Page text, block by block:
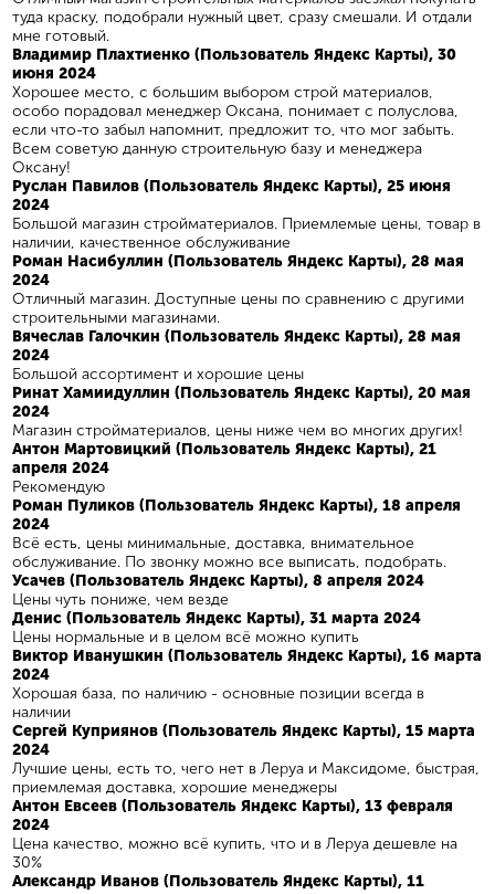
туда краску, подобрали нужный цвет, сразу смешали. И отдали
мне готовый.
Владимир Плахтиенко (Пользователь Яндекс Карты), 30
июня 2024
Хорошее место, с большим выбором строй материалов,
особо порадовал менеджер Оксана, понимает с полуслова,
если что-то забыл напомнит, предложит то, что мог забыть.
Всем советую данную строительную базу и менеджера
Оксану!
Руслан Павилов (Пользователь Яндекс Карты), 25 июня
2024
Большой магазин стройматериалов. Приемлемые цены, товар в
наличии, качественное обслуживание
Роман Насибуллин (Пользователь Яндекс Карты), 28 мая
2024
Отличный магазин. Доступные цены по сравнению с другими
строительными магазинами.
Вячеслав Галочкин (Пользователь Яндекс Карты), 28 мая
2024
Большой ассортимент и хорошие цены
Ринат Хамиидуллин (Пользователь Яндекс Карты), 20 мая
2024
Магазин стройматериалов, цены ниже чем во многих других!
Антон Мартовицкий (Пользователь Яндекс Карты), 21
апреля 2024
Рекомендую
Роман Пуликов (Пользователь Яндекс Карты), 18 апреля
2024
Всё есть, цены минимальные, доставка, внимательное
обслуживание. По звонку можно все выписать, подобрать.
Усачев (Пользователь Яндекс Карты), 8 апреля 2024
Цены чуть пониже, чем везде
Денис (Пользователь Яндекс Карты), 31 марта 2024
Цены нормальные и в целом всё можно купить
Виктор Иванушкин (Пользователь Яндекс Карты), 16 марта
2024
Хорошая база, по наличию - основные позиции всегда в
наличии
Сергей Куприянов (Пользователь Яндекс Карты), 15 марта
2024
Лучшие цены, есть то, чего нет в Леруа и Максидоме, быстрая,
приемлемая доставка, хорошие менеджеры
Антон Евсеев (Пользователь Яндекс Карты), 13 февраля
2024
Цена качество, можно всё купить, что и в Леруа дешевле на
30%
Александр Иванов (Пользователь Яндекс Карты), 11